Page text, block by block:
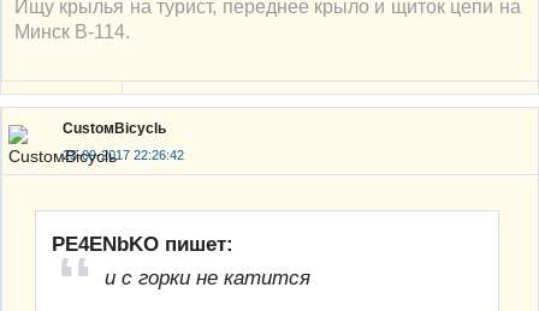
Ищу крылья на турист, переднее крыло и щиток цепи на
Минск В-114.
CustoмBicyclь
23-09-2017 22:26:42
PE4ENbKO пишет:
и с горки не катится